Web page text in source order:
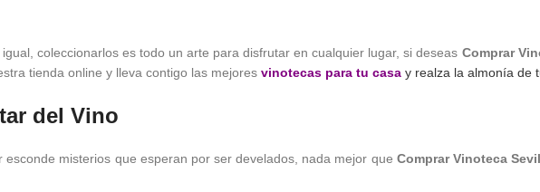
coleccionarlos es todo un arte para disfrutar en cualquier lugar, si deseas Comprar
tienda online y lleva contigo las mejores vinotecas para tu casa y realza la almonía de
del Vino
misterios que esperan por ser develados, nada mejor que Comprar Vinoteca